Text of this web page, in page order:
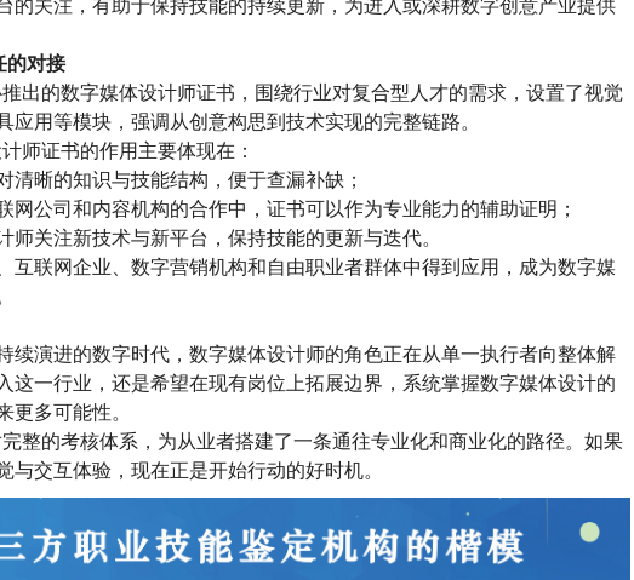
的关注，有助于保持技能的持续更新，为进入或深耕数字创意产业提供
的对接
出的数字媒体设计师证书，围绕行业对复合型人才的需求，设置了视觉
用等模块，强调从创意构思到技术实现的完整链路。
师证书的作用主要体现在：
清晰的知识与技能结构，便于查漏补缺；
网公司和内容机构的合作中，证书可以作为专业能力的辅助证明；
师关注新技术与新平台，保持技能的更新与迭代。
互联网企业、数字营销机构和自由职业者群体中得到应用，成为数字媒
续演进的数字时代，数字媒体设计师的角色正在从单一执行者向整体解
这一行业，还是希望在现有岗位上拓展边界，系统掌握数字媒体设计的
更多可能性。
整的考核体系，为从业者搭建了一条通往专业化和商业化的路径。如果
交互体验，现在正是开始行动的好时机。